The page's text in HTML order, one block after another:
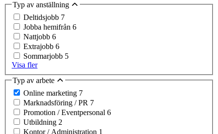
Typ av anställning
Deltidsjobb 7
Jobba hemifrån 6
Nattjobb 6
Extrajobb 6
Sommarjobb 5
Visa fler
Typ av arbete
Online marketing 7
Marknadsföring / PR 7
Promotion / Eventpersonal 6
Utbildning 2
Kontor / Administration 1